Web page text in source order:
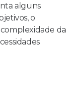
alguns
o
da